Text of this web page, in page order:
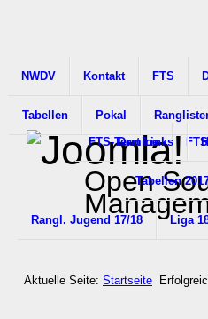
Open
NWDV Kontakt FTS
FTS-Termine
Dart Links
Tabellen
Rangl. Jugend 17/18 Liga
Tabellen Pokal
Aktuelle Seite: Startseite